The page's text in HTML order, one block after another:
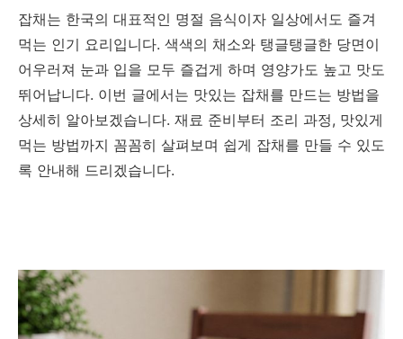
잡채는 한국의 대표적인 명절 음식이자 일상에서도 즐겨
먹는 인기 요리입니다. 색색의 채소와 탱글탱글한 당면이
어우러져 눈과 입을 모두 즐겁게 하며 영양가도 높고 맛도
뛰어납니다. 이번 글에서는 맛있는 잡채를 만드는 방법을
상세히 알아보겠습니다. 재료 준비부터 조리 과정, 맛있게
먹는 방법까지 꼼꼼히 살펴보며 쉽게 잡채를 만들 수 있도
록 안내해 드리겠습니다.